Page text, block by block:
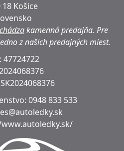
18 Košice
kamenná predajňa. Pre
z našich predajných miest.
47724722
SK2024068376
0948 833 533